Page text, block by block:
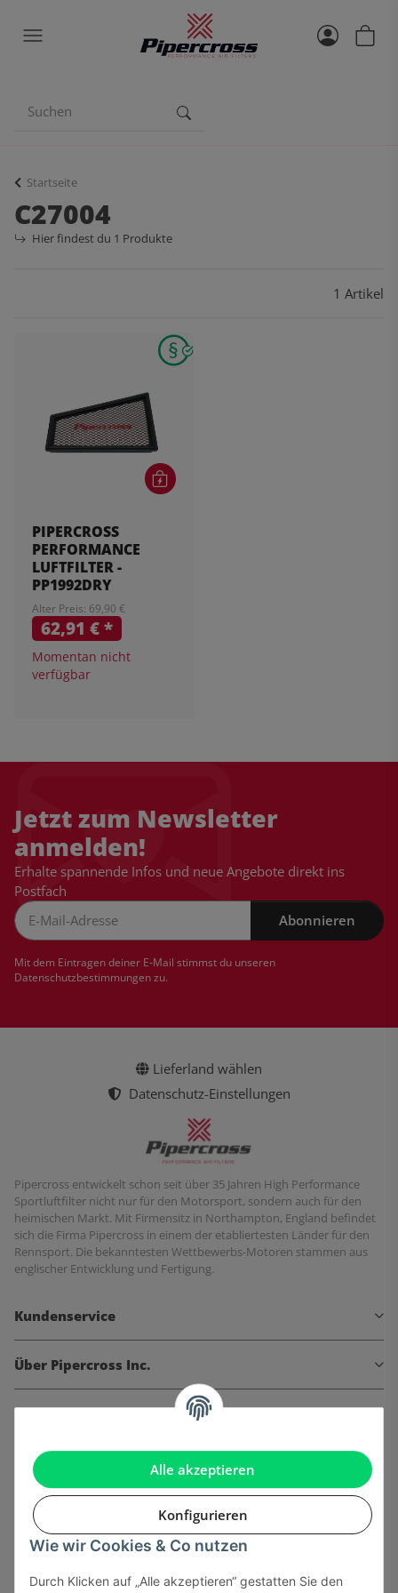
Alle akzeptieren
Konfigurieren
Wie wir Cookies & Co nutzen
Durch Klicken auf „Alle akzeptieren“ gestatten Sie den
Startseite
C27004
Hier findest du 1 Produkte
1 Artikel
PIPERCROSS
PERFORMANCE
LUFTFILTER -
PP1992DRY
Alter Preis: 69,90 €
62,91 €*
Momentan nicht
verfügbar
Jetzt zum Newsletter
anmelden!
Erhalte spannende Infos und neue Angebote direkt ins
Postfach
Abonnieren
Mit dem Eintragen deiner E-Mail stimmst du unseren
Datenschutzbestimmungenzu.
Lieferland wählen
Datenschutz-Einstellungen
Pipercross entwickelt schon seit über 35 Jahren High Performance
Sportluftfilter nicht nur für den Motorsport, sondern auch für den
heimischen Markt. Mit Firmensitz in Northampton, England befindet
sich die Firma Pipercross in einem der etabliertesten Länder für den
Rennsport. Die bekanntesten Wettbewerbs-Motoren stammen aus
englischer Entwicklung und Fertigung.
Kundenservice
Über Pipercross Inc.
Informationen
Gesetzliche Informationen